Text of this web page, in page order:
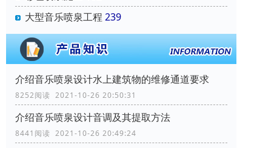
大型音乐喷泉工程 239
介绍音乐喷泉设计水上建筑物的维修通道要求
8252阅读 2021-10-26 20:50:31
介绍音乐喷泉设计音调及其提取方法
8441阅读 2021-10-26 20:49:24